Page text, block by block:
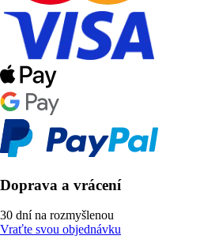
Doprava a vrácení
30 dní na rozmyšlenou
Vraťte svou objednávku